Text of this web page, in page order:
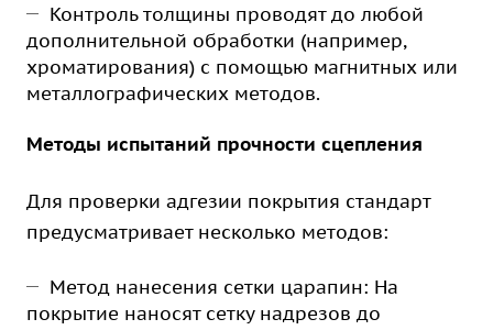
Контроль толщины проводят до любой
дополнительной обработки (например,
хроматирования) с помощью магнитных или
металлографических методов.
Методы испытаний прочности сцепления
Для проверки адгезии покрытия стандарт
предусматривает несколько методов:
Метод нанесения сетки царапин: На
покрытие наносят сетку надрезов до